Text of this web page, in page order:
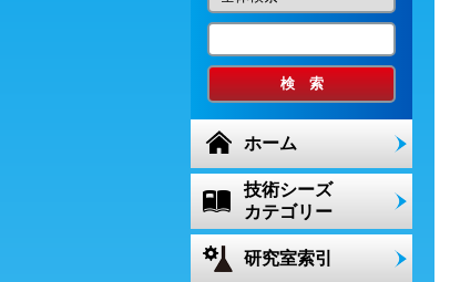
ホーム
技術シーズ
カテゴリー
研究室索引